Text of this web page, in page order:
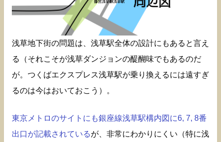
浅草地下街の問題は、浅草駅全体の設計にもあると言え
る（それこそが浅草ダンジョンの醍醐味でもあるのだ
が。つくばエクスプレス浅草駅が乗り換えるには遠すぎ
るのは今はおいておこう）。
東京メトロのサイトにも銀座線浅草駅構内図に6, 7, 8番
出口が記載されているが、非常にわかりにくい（特に浅